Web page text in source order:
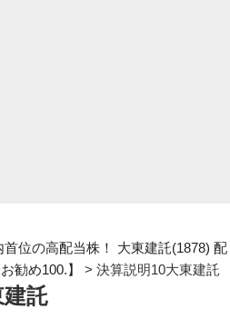
位の高配当株！ 大東建託(1878) 配
勧め100.】
> 決算説明10大東建託
託